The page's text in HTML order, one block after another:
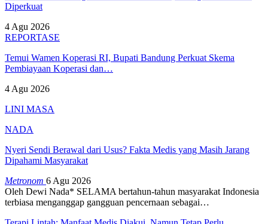
Diperkuat
4 Agu 2026
REPORTASE
Temui Wamen Koperasi RI, Bupati Bandung Perkuat Skema
Pembiayaan Koperasi dan…
4 Agu 2026
LINI MASA
NADA
Nyeri Sendi Berawal dari Usus? Fakta Medis yang Masih Jarang
Dipahami Masyarakat
Metronom 6 Agu 2026
Oleh Dewi Nada* SELAMA bertahun-tahun masyarakat Indonesia
terbiasa menganggap gangguan pencernaan sebagai…